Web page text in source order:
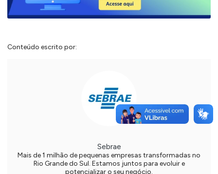
Conteúdo escrito por:
Sebrae
Mais de 1 milhão de pequenas empresas transformadas no
Rio Grande do Sul. Estamos juntos para evoluir e
potencializar o seu negócio.